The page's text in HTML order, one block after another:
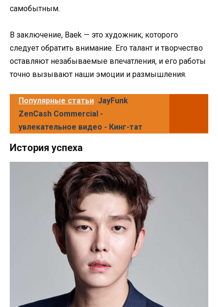
самобытным.
В заключение, Baek — это художник, которого
следует обратить внимание. Его талант и творчество
оставляют незабываемые впечатления, и его работы
точно вызывают наши эмоции и размышления.
Популярные статьи JayFunk
ZenCash Commercial -
увлекательное видео - Кинг-тат
История успеха